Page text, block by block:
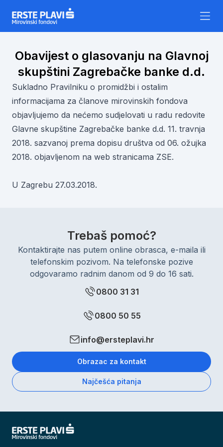
Obavijest o glasovanju na Glavnoj
skupštini Zagrebačke banke d.d.
Sukladno Pravilniku o promidžbi i ostalim
informacijama za članove mirovinskih fondova
objavljujemo da nećemo sudjelovati u radu redovite
Glavne skupštine Zagrebačke banke d.d. 11. travnja
2018. sazvanoj prema dopisu društva od 06. ožujka
2018. objavljenom na web stranicama ZSE.
U Zagrebu 27.03.2018.
Trebaš pomoć?
Kontaktirajte nas putem online obrasca, e-maila ili
telefonskim pozivom. Na telefonske pozive
odgovaramo radnim danom od 9 do 16 sati.
0800 31 31
0800 50 55
info@ersteplavi.hr
Obrazac za kontakt
Najčešća pitanja